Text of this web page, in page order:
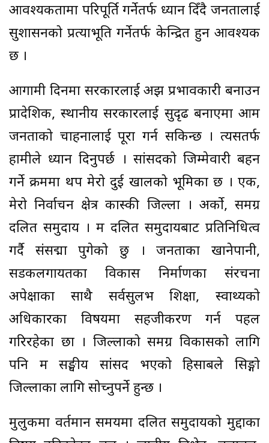
आवश्यकतामा परिपूर्ति गर्नेतर्फ ध्यान दिँदै जनतालाई
सुशासनको प्रत्याभूति गर्नेतर्फ केन्द्रित हुन आवश्यक
छ ।
आगामी दिनमा सरकारलाई अझ प्रभावकारी बनाउन
प्रादेशिक, स्थानीय सरकारलाई सुदृढ बनाएमा आम
जनताको चाहनालाई पूरा गर्न सकिन्छ । त्यसतर्फ
हामीले ध्यान दिनुपर्छ । सांसदको जिम्मेवारी बहन
गर्ने क्रममा थप मेरो दुई खालको भूमिका छ । एक,
मेरो निर्वाचन क्षेत्र कास्की जिल्ला । अर्को, समग्र
दलित समुदाय । म दलित समुदायबाट प्रतिनिधित्व
गर्दै संसद्मा पुगेको छु । जनताका खानेपानी,
सडकलगायतका विकास निर्माणका संरचना
अपेक्षाका साथै सर्वसुलभ शिक्षा, स्वाथ्यको
अधिकारका विषयमा सहजीकरण गर्न पहल
गरिरहेका छौँ । जिल्लाको समग्र विकासको लागि
पनि म सङ्घीय सांसद भएको हिसाबले सिङ्गो
जिल्लाका लागि सोच्नुपर्ने हुन्छ ।
मुलुकमा वर्तमान समयमा दलित समुदायको मुद्दाका